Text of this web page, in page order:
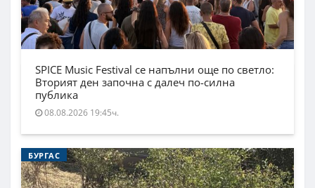
SPICE Music Festival се напълни още по светло:
Вторият ден започна с далеч по-силна
публика
08.08.2026 19:45ч.
БУРГАС